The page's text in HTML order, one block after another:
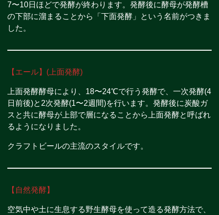
7〜10日ほどで発酵が終わります。発酵後に酵母が発酵槽
の下部に溜まることから「下面発酵」という名前がつきま
した。
【エール】(上面発酵)
上面発酵酵母により、18〜24℃で行う発酵で、一次発酵(4
日前後)と2次発酵(1〜2週間)を行います。発酵後に炭酸ガ
スと共に酵母が上部で層になることから上面発酵と呼ばれ
るようになりました。
クラフトビールの主流のスタイルです。
【自然発酵】
空気中や土に生息する野生酵母を使って造る発酵方法で、